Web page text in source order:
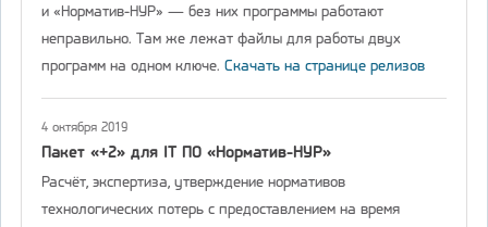
и «Норматив-НУР» — без них программы работают
неправильно. Там же лежат файлы для работы двух
программ на одном ключе. Скачать на странице релизов
4 октября 2019
Пакет «+2» для IT ПО «Норматив-НУР»
Расчёт, экспертиза, утверждение нормативов
технологических потерь с предоставлением на время